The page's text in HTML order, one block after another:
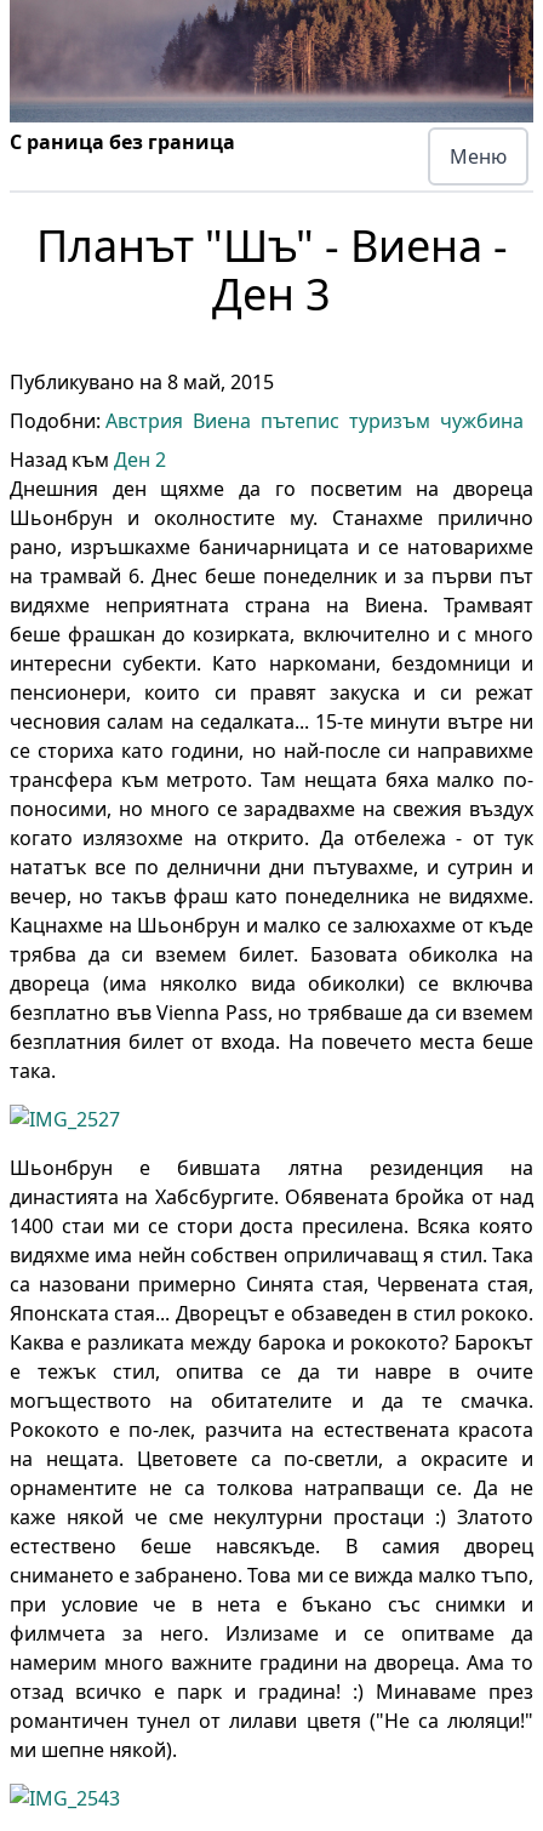
С раница без граница
Меню
Планът "Шъ" - Виена -
Ден 3
Публикувано на 8 май, 2015
Подобни: Австрия Виена пътепис туризъм чужбина
Назад към Ден 2
Днешния ден щяхме да го посветим на двореца
Шьонбрун и околностите му. Станахме прилично
рано, изръшкахме баничарницата и се натоварихме
на трамвай 6. Днес беше понеделник и за първи път
видяхме неприятната страна на Виена. Трамваят
беше фрашкан до козирката, включително и с много
интересни субекти. Като наркомани, бездомници и
пенсионери, които си правят закуска и си режат
чесновия салам на седалката... 15-те минути вътре ни
се сториха като години, но най-после си направихме
трансфера към метрото. Там нещата бяха малко по-
поносими, но много се зарадвахме на свежия въздух
когато излязохме на открито. Да отбележа - от тук
нататък все по делнични дни пътувахме, и сутрин и
вечер, но такъв фраш като понеделника не видяхме.
Кацнахме на Шьонбрун и малко се залюхахме от къде
трябва да си вземем билет. Базовата обиколка на
двореца (има няколко вида обиколки) се включва
безплатно във Vienna Pass, но трябваше да си вземем
безплатния билет от входа. На повечето места беше
така.
Шьонбрун е бившата лятна резиденция на
династията на Хабсбургите. Обявената бройка от над
1400 стаи ми се стори доста пресилена. Всяка която
видяхме има нейн собствен оприличаващ я стил. Така
са назовани примерно Синята стая, Червената стая,
Японската стая... Дворецът е обзаведен в стил рококо.
Каква е разликата между барока и рококото? Барокът
е тежък стил, опитва се да ти навре в очите
могъществото на обитателите и да те смачка.
Рококото е по-лек, разчита на естествената красота
на нещата. Цветовете са по-светли, а окрасите и
орнаментите не са толкова натрапващи се. Да не
каже някой че сме некултурни простаци :) Златото
естествено беше навсякъде. В самия дворец
снимането е забранено. Това ми се вижда малко тъпо,
при условие че в нета е бъкано със снимки и
филмчета за него. Излизаме и се опитваме да
намерим много важните градини на двореца. Ама то
отзад всичко е парк и градина! :) Минаваме през
романтичен тунел от лилави цветя ("Не са люляци!"
ми шепне някой).